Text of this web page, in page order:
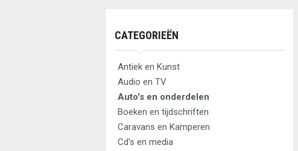
CATEGORIEËN
Antiek en Kunst
Audio en TV
Auto's en onderdelen
Boeken en tijdschriften
Caravans en Kamperen
Cd's en media